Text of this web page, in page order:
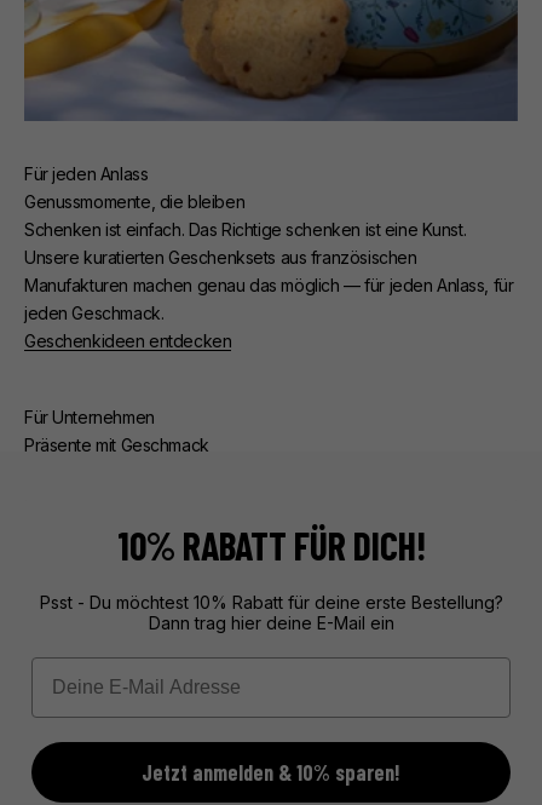
Für jeden Anlass
Genussmomente, die bleiben
Schenken ist einfach. Das Richtige schenken ist eine Kunst.
Unsere kuratierten Geschenksets aus französischen
Manufakturen machen genau das möglich — für jeden Anlass, für
jeden Geschmack.
Geschenkideen entdecken
Für Unternehmen
Präsente mit Geschmack
Exklusive Geschenke aus Frankreich, unvergesslich verpackt.
Mehr über unseren Service erfahren
10% RABATT FÜR DICH!
Psst - Du möchtest 10% Rabatt für deine erste Bestellung?
Dann trag hier deine E-Mail ein
Email
Jetzt anmelden & 10% sparen!